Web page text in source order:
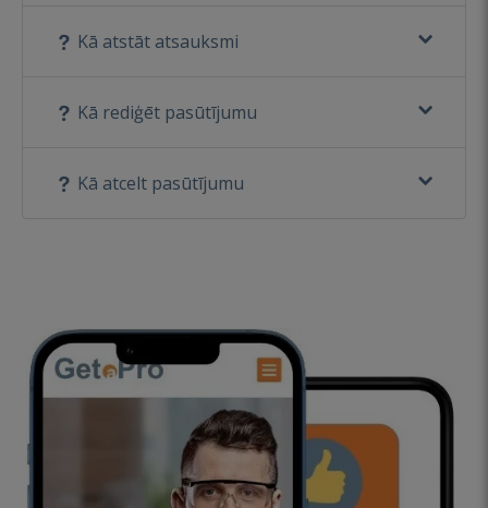
Kā atstāt atsauksmi
Kā rediģēt pasūtījumu
Kā atcelt pasūtījumu